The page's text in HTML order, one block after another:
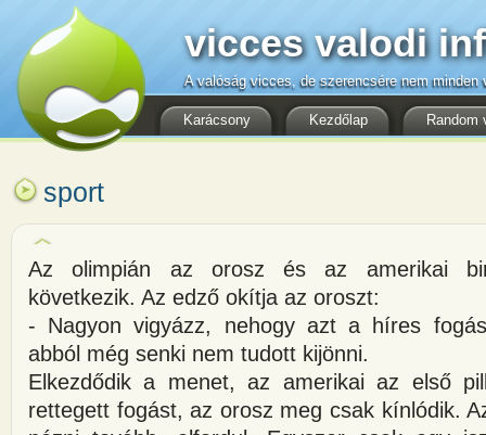
Karácsony Kezdőlap Random
vicces valodi
A valóság vicces, de szerencsére nem minden
sport
Az olimpián az orosz és az amerikai
következik. Az edző okítja az oroszt:
- Nagyon vigyázz, nehogy azt a híres
abból még senki nem tudott kijönni.
Elkezdődik a menet, az amerikai az első
rettegett fogást, az orosz meg csak kínlódik.